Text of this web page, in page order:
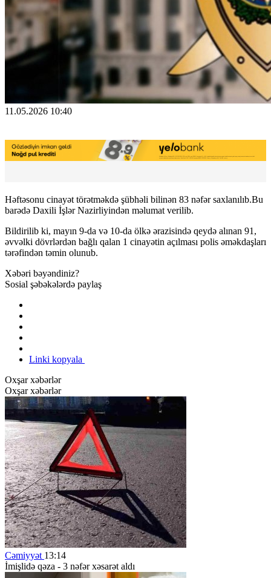
11.05.2026 10:40
Həftəsonu cinayət törətməkdə şübhəli bilinən 83 nəfər saxlanılıb.Bu
barədə Daxili İşlər Nazirliyindən məlumat verilib.
Bildirilib ki, mayın 9-da və 10-da ölkə ərazisində qeydə alınan 91,
əvvəlki dövrlərdən bağlı qalan 1 cinayətin açılması polis əməkdaşları
tərəfindən təmin olunub.
Xəbəri bəyəndiniz?
Sosial şəbəkələrdə paylaş
Linki kopyala
Oxşar xəbərlər
Oxşar xəbərlər
Cəmiyyət 13:14
İmişlidə qəza - 3 nəfər xəsarət aldı